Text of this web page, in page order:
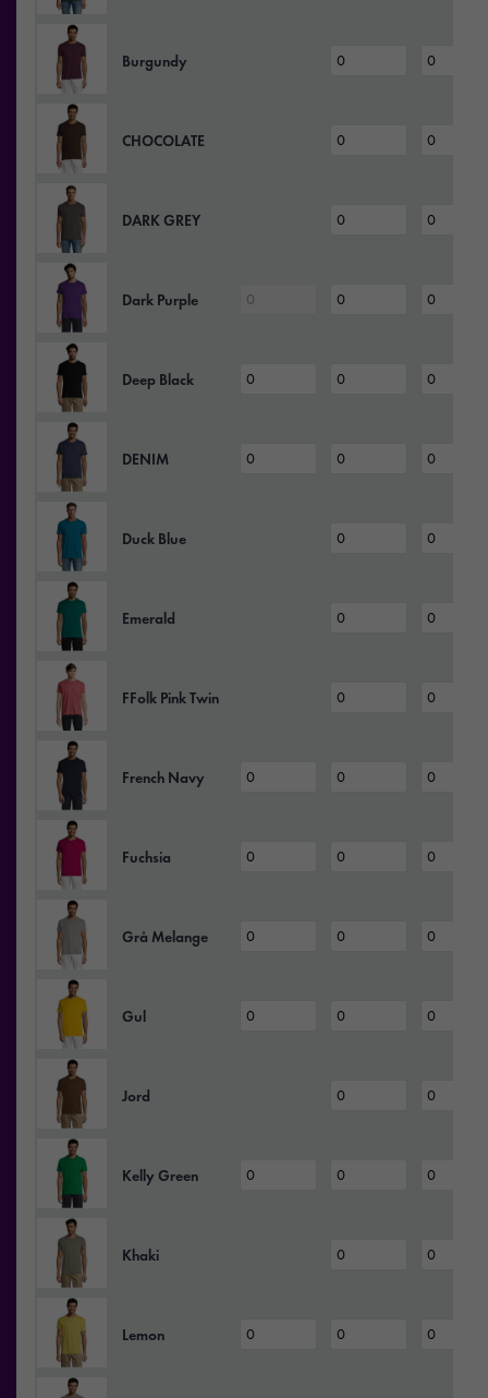
Burgundy
CHOCOLATE
DARK GREY
Dark Purple
Deep Black
DENIM
Duck Blue
Emerald
FFolk Pink Twin
French Navy
Fuchsia
Grå Melange
Gul
Jord
Kelly Green
Khaki
Lemon